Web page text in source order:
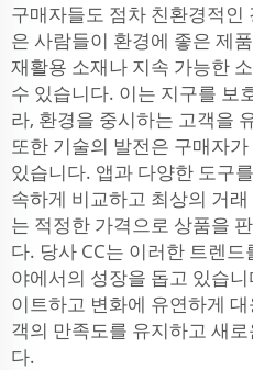
구매자들도 점차 친환경적
은 사람들이 환경에 좋은 제
재활용 소재나 지속 가능한
수 있습니다. 이는 지구를 보
라, 환경을 중시하는 고객을
또한 기술의 발전은 구매자
있습니다. 앱과 다양한 도구
속하게 비교하고 최상의 거
는 적정한 가격으로 상품을
다. 당사 CC는 이러한 트렌
야에서의 성장을 돕고 있습
이트하고 변화에 유연하게
객의 만족도를 유지하고 새
다.